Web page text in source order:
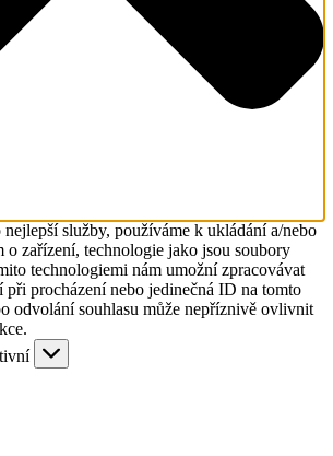
služby, používáme k ukládání a/nebo
o zařízení, technologie jako jsou soubory
technologiemi nám umožní zpracovávat
při procházení nebo jedinečná ID na tomto
odvolání souhlasu může nepříznivě ovlivnit